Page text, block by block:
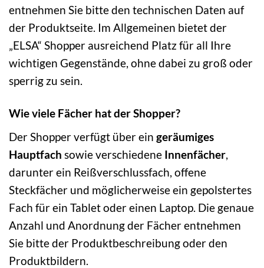
entnehmen Sie bitte den technischen Daten auf
der Produktseite. Im Allgemeinen bietet der
„ELSA“ Shopper ausreichend Platz für all Ihre
wichtigen Gegenstände, ohne dabei zu groß oder
sperrig zu sein.
Wie viele Fächer hat der Shopper?
Der Shopper verfügt über ein geräumiges
Hauptfach sowie verschiedene Innenfächer,
darunter ein Reißverschlussfach, offene
Steckfächer und möglicherweise ein gepolstertes
Fach für ein Tablet oder einen Laptop. Die genaue
Anzahl und Anordnung der Fächer entnehmen
Sie bitte der Produktbeschreibung oder den
Produktbildern.